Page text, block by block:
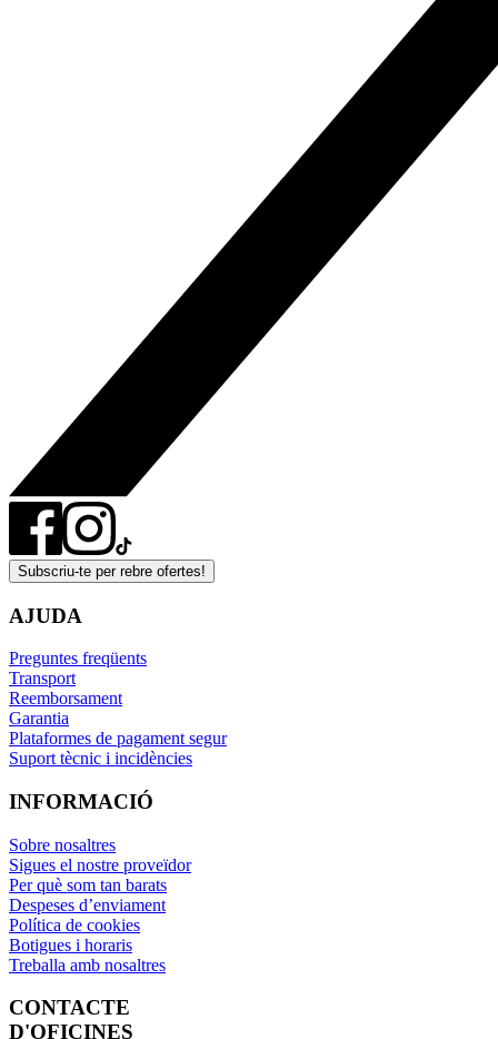
Subscriu-te per rebre ofertes!
AJUDA
Preguntes freqüents
Transport
Reemborsament
Garantia
Plataformes de pagament segur
Suport tècnic i incidències
INFORMACIÓ
Sobre nosaltres
Sigues el nostre proveïdor
Per què som tan barats
Despeses d’enviament
Política de cookies
Botigues i horaris
Treballa amb nosaltres
CONTACTE
D'OFICINES